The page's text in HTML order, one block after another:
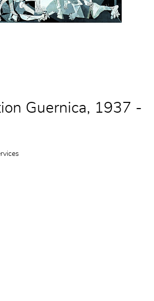
Guernica, 1937 -